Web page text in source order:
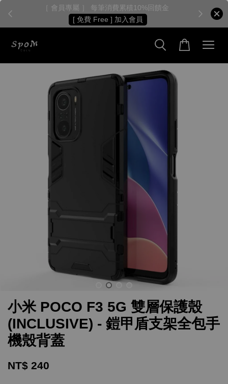
［ 會員專屬 ］ 每筆消費累積10%回饋金
[ 免費 Free ] 加入會員
小米 POCO F3 5G 雙層保護殼
(INCLUSIVE) - 鎧甲盾支架全包手
機殼背蓋
NT$ 240